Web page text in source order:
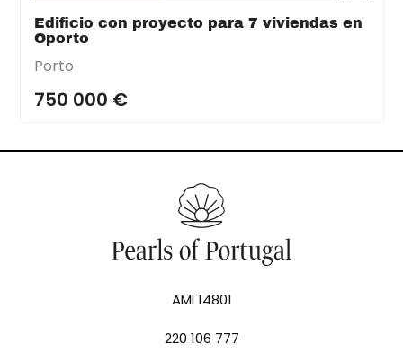
Edificio con proyecto para 7 viviendas en
Oporto
Porto
750 000 €
AMI 14801
220 106 777